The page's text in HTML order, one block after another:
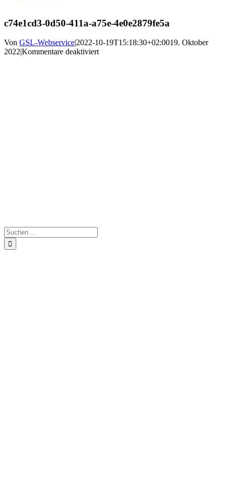
c74e1cd3-0d50-411a-a75e-4e0e2879fe5a
Von GSL-Webservice|2022-10-19T15:18:30+02:0019. Oktober
2022|Kommentare deaktiviertfür
Suche
nach: